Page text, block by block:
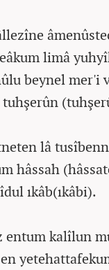
limâ
beynel mer'i
lâ
hâssah
ıkâb(ıkâbi).
entum kalîlun